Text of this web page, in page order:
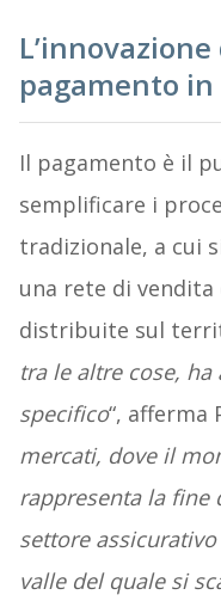
pagamento in
Il pagamento è il
semplificare i
tradizionale, a cui
una rete di vendita
distribuite sul
tra le altre cose,
specifico“, afferma
mercati, dove il
rappresenta la fine
settore
valle del quale si